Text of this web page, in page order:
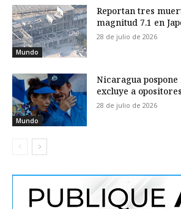
Mundo
Reportan tres
magnitud 7.1 en
28 de julio de 2026
Mundo
Nicaragua
excluye a
28 de julio de 2026